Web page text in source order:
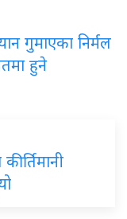
गुमाएका निर्मल
हुने